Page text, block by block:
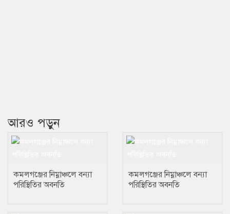
আরও পড়ুন
কমলগঞ্জের নিম্নাঞ্চলে বন্যা
পরিস্থিতির অবনতি
কমলগঞ্জের নিম্নাঞ্চলে বন্যা
পরিস্থিতির অবনতি